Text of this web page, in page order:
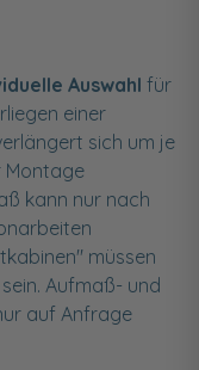
Auswahl für
einer
sich um je
Montage
kann nur nach
müssen
Aufmaß- und
auf Anfrage